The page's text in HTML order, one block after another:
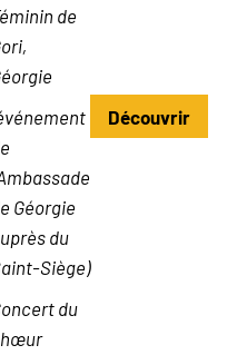
de
Géorgie
du
Siège)
Découvrir
du